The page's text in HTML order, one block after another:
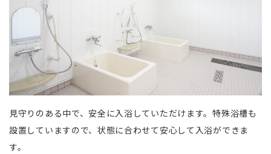
見守りのある中で、安全に入浴していただけます。特殊浴槽も
設置していますので、状態に合わせて安心して入浴ができま
す。